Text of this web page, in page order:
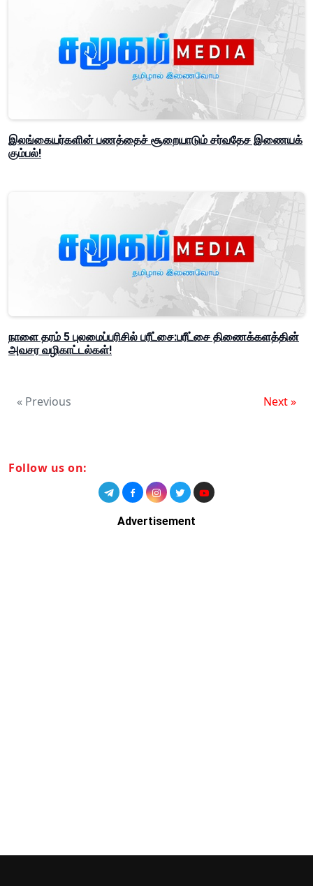
இலங்கையர்களின் பணத்தைச் சூறையாடும் சர்வதேச இணையக்
கும்பல்!
நாளை தரம் 5 புலமைப்பரிசில் பரீட்சை:பரீட்சை திணைக்களத்தின்
அவசர வழிகாட்டல்கள்!
« Previous Next »
Follow us on:
Advertisement